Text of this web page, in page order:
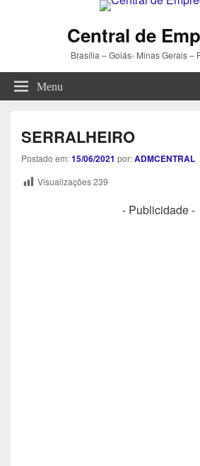
Central de
Brasília – Goiás- Minas Gerais –
Menu
SERRALHEIRO
Postado em:15/06/2021 por:ADMCENTRAL
Visualizações239
- Publicidade -